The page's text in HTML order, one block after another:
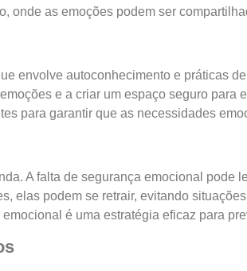
onde as emoções podem ser
envolve autoconhecimento e práticas
e a criar um espaço seguro
para garantir que as necessidades
A falta de segurança emocional pode
elas podem se retrair, evitando
é uma estratégia eficaz para